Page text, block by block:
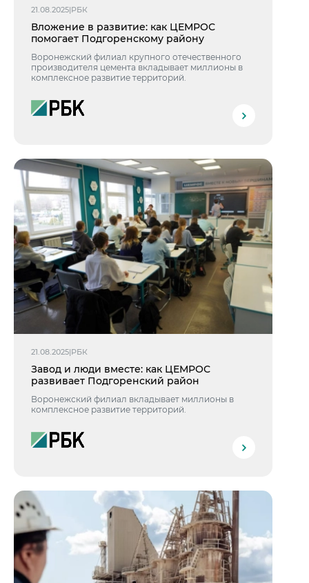
21.08.2025|РБК
Вложение в развитие: как ЦЕМРОС
помогает Подгоренскому району
Воронежский филиал крупного отечественного
производителя цемента вкладывает миллионы в
комплексное развитие территорий.
21.08.2025|РБК
Завод и люди вместе: как ЦЕМРОС
развивает Подгоренский район
Воронежский филиал вкладывает миллионы в
комплексное развитие территорий.
Центры дистрибуции
Реализация ТМЦ и непрофильных активов
Политика в области закупок
В помощь поставщику
Не только цемент
Люди ЦЕМРОСа
Технологии и тренды
Издание для клиентов
Аналитика цементной отрасли
Контакты
Контакты
Контакты для СМИ
Служба доверия